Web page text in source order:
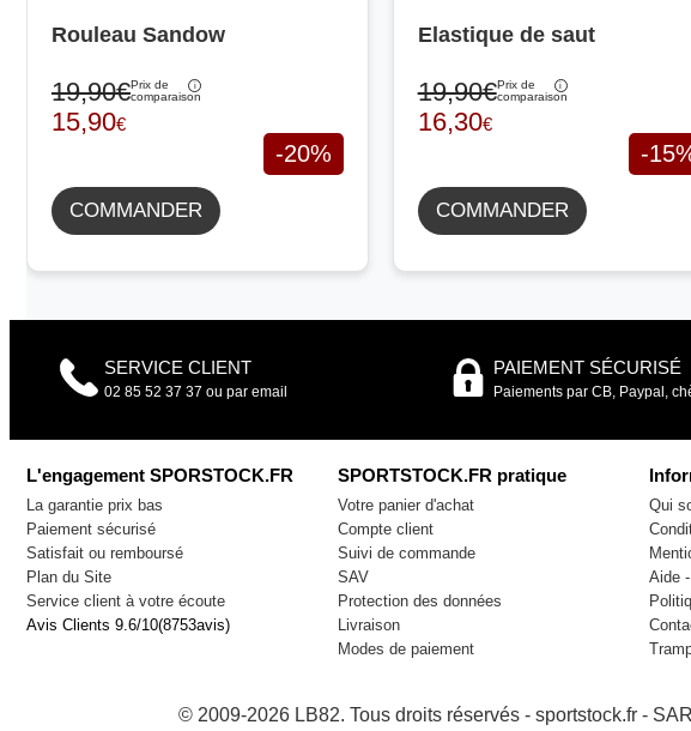
Rouleau Sandow
19,90€Prix de
comparaison
15,90€
-20%
COMMANDER
Elastique de saut
19,90€Prix de
comparaison
16,30€
-
COMMANDER
SERVICE CLIENT
02 85 52 37 37 ou par email
PAIEMENT SÉCURISÉ
Paiements par CB, Paypal,
L'engagement SPORSTOCK.FR
La garantie prix bas
Paiement sécurisé
Satisfait ou remboursé
Plan du Site
Service client à votre écoute
Avis Clients 9.6/10(8753avis)
SPORTSTOCK.FR pratique
Votre panier d'achat
Compte client
Suivi de commande
SAV
Protection des données
Livraison
Modes de paiement
Qui
Aide
© 2009-2026 LB82. Tous droits réservés - sportstock.fr -